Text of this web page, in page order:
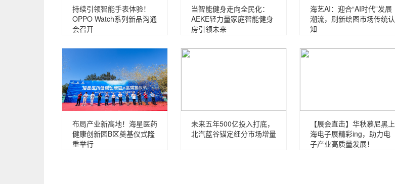
持续引领智能手表体验！
OPPO Watch系列新品沟通
会召开
当智能健身走向全民化：
AEKE轻力量家庭智能健身
房引领未来
海艺AI：迎合“AI时代”发展
潮流，刷新绘图市场传统认
知
布局产业新高地！海星医药
健康创新园B区奠基仪式隆
重举行
未来五年500亿投入打底，
北汽蓝谷锚定细分市场增量
【展会直击】华秋慕尼黑上
海电子展精彩ing，助力电
子产业高质量发展！